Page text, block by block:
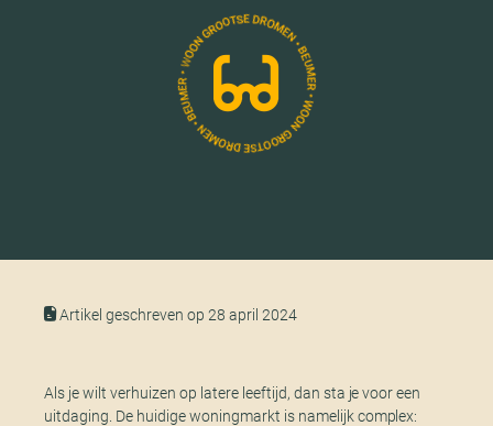
Artikel geschreven op 28 april 2024
Als je wilt verhuizen op latere leeftijd, dan sta je voor een
uitdaging. De huidige woningmarkt is namelijk complex: